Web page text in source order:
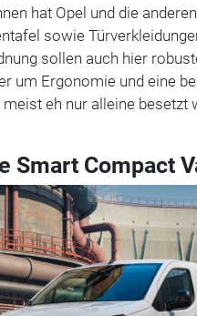
hat Opel und die
sowie
sollen auch hier
um Ergonomie und eine
eh nur alleine besetzt
Smart Compact